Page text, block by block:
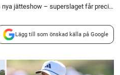
Ludvig Åbergs nya jätteshow – superslaget får precis hela golfvärlden att ställa sig upp och applådera: ”Snuskigt bra!”
Lägg till som önskad källa på Google